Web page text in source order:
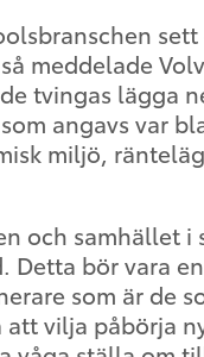
meddelade
tvingas lägga
angavs var
miljö,
och samhället
Detta bör vara
som är de
vilja påbörja